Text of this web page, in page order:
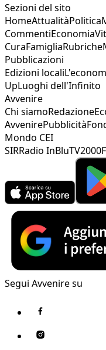
Sezioni del sito
HomeAttualitàPolitica
CommentiEconomia
CuraFamigliaRubriche
Pubblicazioni
Edizioni locali
UpLuoghi dell'Infinito
Avvenire
Chi siamoRedazione
AvvenirePubblicità
Mondo CEI
SIRRadio InBluTV2000
Segui Avvenire su